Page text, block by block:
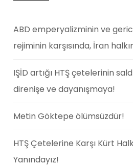
ABD emperyalizminin ve
rejiminin karşısında, İran
IŞİD artığı HTŞ çetelerinin
direnişe ve dayanışmaya!
Metin Göktepe ölümsüzdür!
HTŞ Çetelerine Karşı Kürt
Yanındayız!